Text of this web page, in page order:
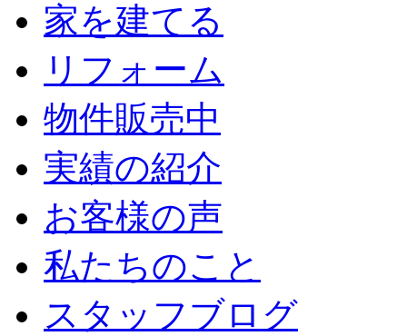
家を建てる
リフォーム
物件販売中
実績の紹介
お客様の声
私たちのこと
スタッフブログ